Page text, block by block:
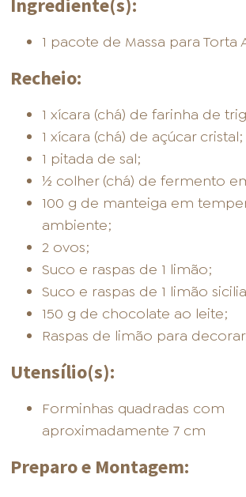
Ingrediente(s):
1 pacote de Massa para Torta
Recheio:
1 xícara (chá) de farinha de
1 xícara (chá) de açúcar cristal;
1 pitada de sal;
½ colher (chá) de fermento
100 g de manteiga em
ambiente;
2 ovos;
Suco e raspas de 1 limão;
Suco e raspas de 1 limão
150 g de chocolate ao leite;
Raspas de limão para
Utensílio(s):
Forminhas quadradas com
aproximadamente 7 cm
Preparo e Montagem: